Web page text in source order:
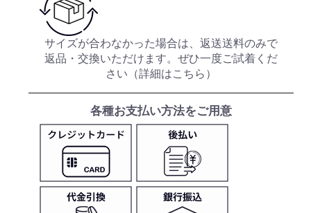
サイズが合わなかった場合は、返送送料のみで
返品・交換いただけます。ぜひ一度ご試着くだ
さい（詳細はこちら ）
各種お支払い方法をご用意